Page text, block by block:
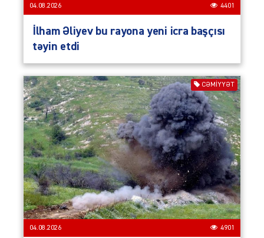
04.08.2026 4401
İlham Əliyev bu rayona yeni icra başçısı
təyin etdi
CƏMIYYƏT
04.08.2026 4901